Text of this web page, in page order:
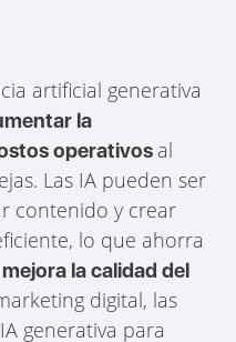
artificial generativa
la
operativos al
Las IA pueden ser
contenido y crear
lo que ahorra
mejora la calidad del
digital, las
generativa para